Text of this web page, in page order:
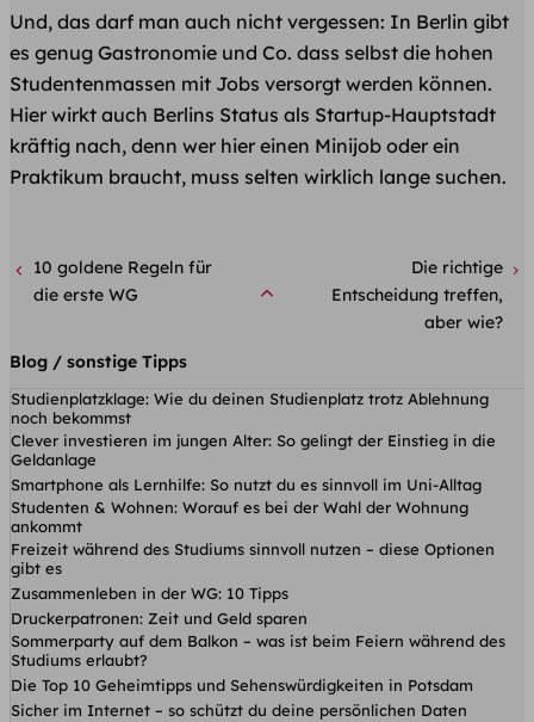
Und, das darf man auch nicht vergessen: In Berlin gibt
es genug Gastronomie und Co. dass selbst die hohen
Studentenmassen mit Jobs versorgt werden können.
Hier wirkt auch Berlins Status als Startup-Hauptstadt
kräftig nach, denn wer hier einen Minijob oder ein
Praktikum braucht, muss selten wirklich lange suchen.
10 goldene Regeln für
die erste WG
Die richtige
Entscheidung treffen,
aber wie?
Blog / sonstige Tipps
Studienplatzklage: Wie du deinen Studienplatz trotz Ablehnung
noch bekommst
Clever investieren im jungen Alter: So gelingt der Einstieg in die
Geldanlage
Smartphone als Lernhilfe: So nutzt du es sinnvoll im Uni-Alltag
Studenten & Wohnen: Worauf es bei der Wahl der Wohnung
ankommt
Freizeit während des Studiums sinnvoll nutzen – diese Optionen
gibt es
Zusammenleben in der WG: 10 Tipps
Druckerpatronen: Zeit und Geld sparen
Sommerparty auf dem Balkon – was ist beim Feiern während des
Studiums erlaubt?
Die Top 10 Geheimtipps und Sehenswürdigkeiten in Potsdam
Sicher im Internet – so schützt du deine persönlichen Daten